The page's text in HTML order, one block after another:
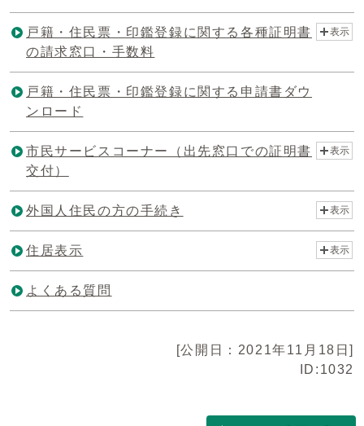
戸籍・住民票・印鑑登録に関する各種証明書
の請求窓口・手数料
表示
戸籍・住民票・印鑑登録に関する申請書ダウ
ンロード
市民サービスコーナー（出先窓口での証明書
交付）
表示
外国人住民の方の手続き 表示
住居表示 表示
よくある質問
[公開日：2021年11月18日]
ID:1032